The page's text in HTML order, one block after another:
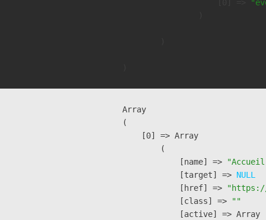
Array
(
    [0] => Array
        (
            [name] =>
            [target] =>
NULL
            [href] =>
            [class] =>
""
            [active] => Array